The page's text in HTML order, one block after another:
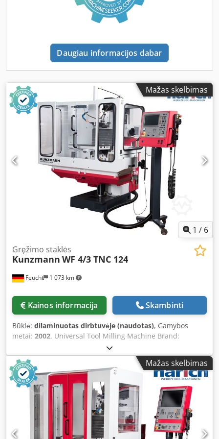
pultas su avariniu stabdymu, atrakinimo, paleidimo ir
stabdymo mygtukais, poslinkio valdymo potenciometru -
Nauja dokumentacija staklėms ir valdymo spinai - CE
Daugiau informacijos dabar
Mažas skelbimas
1 / 6
Feucht 1 073 km
Gręžimo staklės
Kunzmann WF 4/3 TNC 124
Kainos informacija Skambinti
Būklė: dilaminuotas dirbtuvėje (naudotas), Gamybos
metai: 2002, Universal Tool Milling Machine Brand:
KUNZMANN Model: WF 4/3 Year of manufacture: 2002 –
partially overhauled, newly painted, RAL7035 light grey /
RAL3027 raspberry red / RAL7016 anthracite grey Machine
no.: 344025 with warranty Geometric acceptance with
inspection protocol Accessories: - HEIDENHAIN TNC 124
path control - HEIDENHAIN HR 410 electronic handwheel -
HEIDENHAIN KT 130 electronic 3D probing system for
detecting workpiece position for determining workpiece
reference points for measuring finished parts incl. Weldon
Mažas skelbimas